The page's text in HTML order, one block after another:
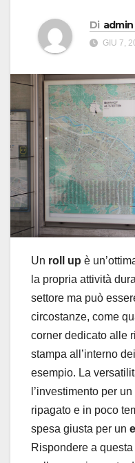
Di admin
GIU 7,
Un roll up è
la propria attività
settore ma può
circostanze, come
corner dedicato alle
stampa all’interno
esempio. La
l’investimento per
ripagato e in poco
spesa giusta per un
Rispondere a